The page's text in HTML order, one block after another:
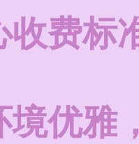
收费标
境优雅